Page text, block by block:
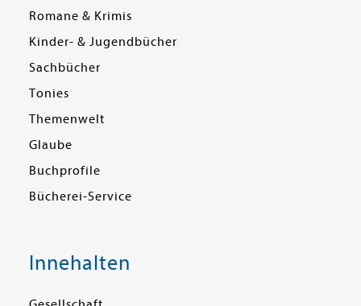
Romane & Krimis
Kinder- & Jugendbücher
Sachbücher
Tonies
Themenwelt
Glaube
Buchprofile
Bücherei-Service
Innehalten